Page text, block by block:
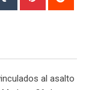
al asalto